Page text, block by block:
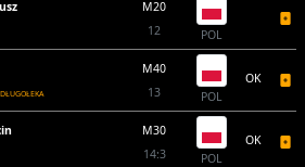
M20
12
POL
M40
13
POL
OK
M30
14:3
POL
OK